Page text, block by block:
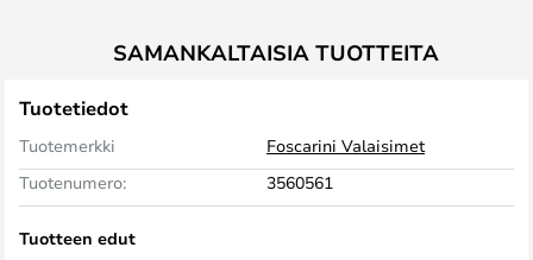
SAMANKALTAISIA TUOTTEITA
Tuotetiedot
Tuotemerkki
Foscarini Valaisimet
Tuotenumero:
3560561
Tuotteen edut